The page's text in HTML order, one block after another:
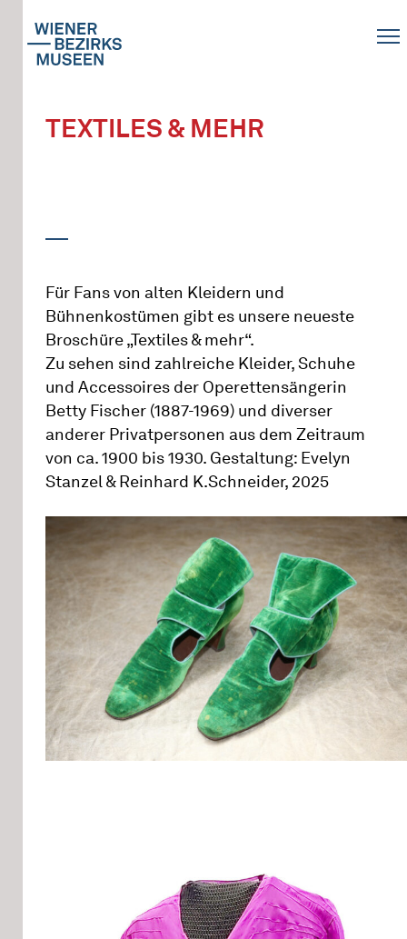
TEXTILES & MEHR
Für Fans von alten Kleidern und
Bühnenkostümen gibt es unsere neueste
Broschüre „Textiles & mehr“.
Zu sehen sind zahlreiche Kleider, Schuhe
und Accessoires der Operettensängerin
Betty Fischer (1887-1969) und diverser
anderer Privatpersonen aus dem Zeitraum
von ca. 1900 bis 1930. Gestaltung: Evelyn
Stanzel & Reinhard K.Schneider, 2025